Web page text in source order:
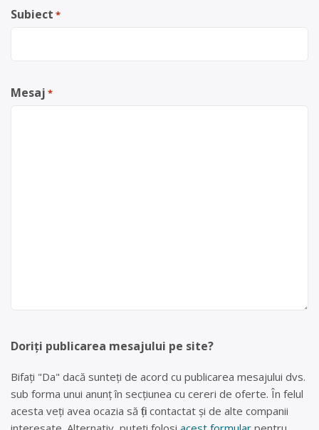
Subiect *
Mesaj *
Doriți publicarea mesajului pe site?
Bifați "Da" dacă sunteți de acord cu publicarea mesajului dvs.
sub forma unui anunț în secțiunea cu cereri de oferte. În felul
acesta veți avea ocazia să fiți contactat și de alte companii